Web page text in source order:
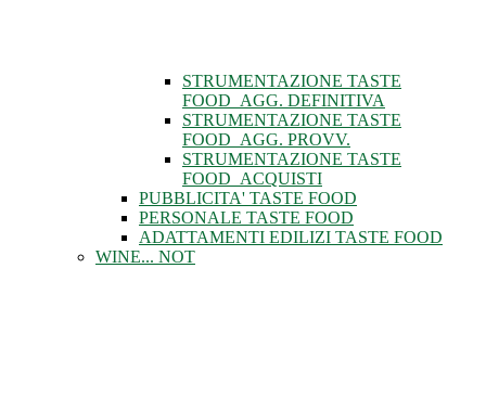
STRUMENTAZIONE TASTE
FOOD_AGG. DEFINITIVA
STRUMENTAZIONE TASTE
FOOD_AGG. PROVV.
STRUMENTAZIONE TASTE
FOOD_ACQUISTI
PUBBLICITA' TASTE FOOD
PERSONALE TASTE FOOD
ADATTAMENTI EDILIZI TASTE FOOD
WINE... NOT